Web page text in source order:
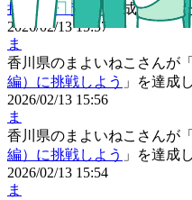
挑戦しよう
」を達成しまし
2026/02/13 15:57
ま
香川県のまよいねこさんが「
編）に挑戦しよう 」を達成
2026/02/13 15:56
ま
香川県のまよいねこさんが「
編）に挑戦しよう 」を達成
2026/02/13 15:54
ま